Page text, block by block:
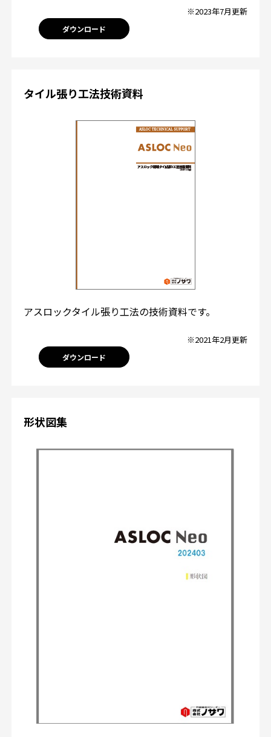
※2023年7月更新
ダウンロード
タイル張り工法技術資料
アスロックタイル張り工法の技術資料です。
※2021年2月更新
ダウンロード
形状図集